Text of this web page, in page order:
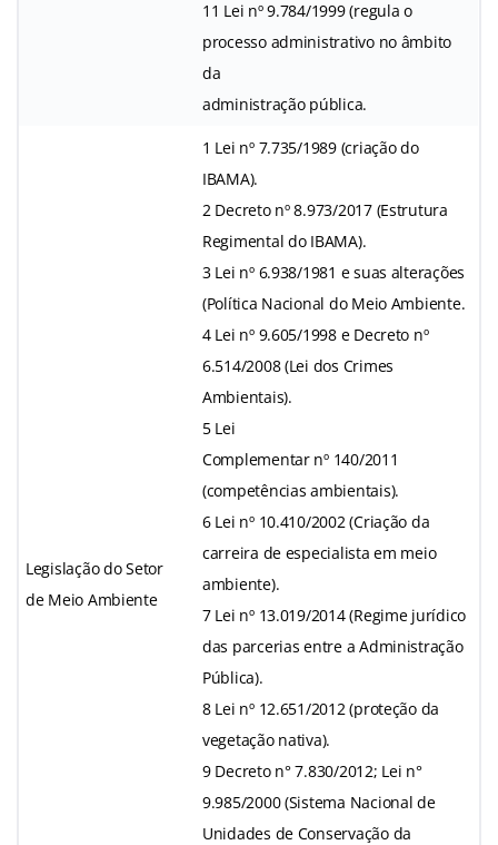
11 Lei nº 9.784/1999 (regula o
processo administrativo no âmbito
da
administração pública.
Legislação do Setor
de Meio Ambiente
1 Lei nº 7.735/1989 (criação do
IBAMA).
2 Decreto nº 8.973/2017 (Estrutura
Regimental do IBAMA).
3 Lei nº 6.938/1981 e suas alterações
(Política Nacional do Meio Ambiente.
4 Lei nº 9.605/1998 e Decreto nº
6.514/2008 (Lei dos Crimes
Ambientais).
5 Lei
Complementar nº 140/2011
(competências ambientais).
6 Lei nº 10.410/2002 (Criação da
carreira de especialista em meio
ambiente).
7 Lei nº 13.019/2014 (Regime jurídico
das parcerias entre a Administração
Pública).
8 Lei nº 12.651/2012 (proteção da
vegetação nativa).
9 Decreto n° 7.830/2012; Lei n°
9.985/2000 (Sistema Nacional de
Unidades de Conservação da